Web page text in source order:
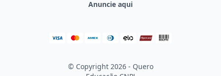
Anuncie aqui
© Copyright 2026 - Quero